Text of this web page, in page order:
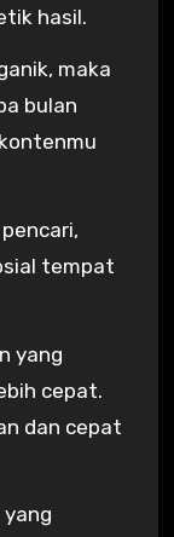
hasil.
maka
bulan
tempat
yang
cepat.
dan cepat